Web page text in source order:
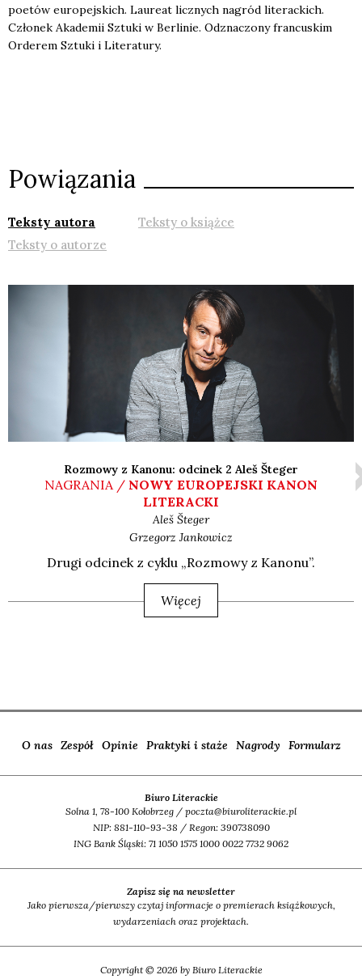
poetów europejskich. Laureat licznych nagród literackich.
Członek Akademii Sztuki w Berlinie. Odznaczony francuskim
Orderem Sztuki i Literatury.
Powiązania
Teksty autora
Teksty o książce
Teksty o autorze
Rozmowy z Kanonu: odcinek 2 Aleš Šteger
NAGRANIA / NOWY EUROPEJSKI KANON
LITERACKI
Aleš Šteger
Grzegorz Jankowicz
Dru­gi odci­nek z cyklu „Roz­mo­wy z Kano­nu”.
Więcej
O nas Zespół Opinie Praktyki i staże Nagrody Formularz
Biuro Literackie
Solna 1, 78-100 Kołobrzeg / poczta@biuroliterackie.pl
NIP: 881-110-93-38 / Regon: 390738090
ING Bank Śląski: 71 1050 1575 1000 0022 7732 9062
Zapisz się na newsletter
Jako pierwsza/pierwszy czytaj informacje o premierach książkowych,
wydarzeniach oraz projektach.
Copyright © 2026 by Biuro Literackie